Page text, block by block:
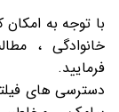
با توجه به
خانوادگی ،
فرمایید.
دسترسی های